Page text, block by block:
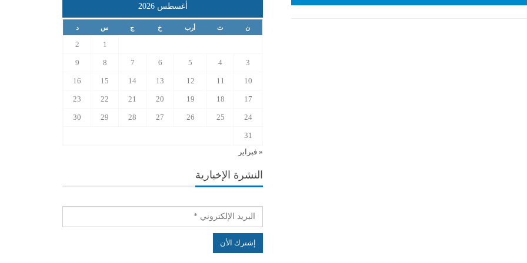
أغسطس 2026
ن ث أرب خ ج س د
1
2
3
4
5
6
7
8
9
10
11
12
13
14
15
16
17
18
19
20
21
22
23
24
25
26
27
28
29
30
31
« فبراير
النشرة الإخبارية